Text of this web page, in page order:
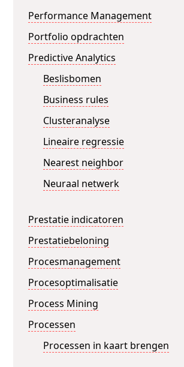
Performance Management
Portfolio opdrachten
Predictive Analytics
Beslisbomen
Business rules
Clusteranalyse
Lineaire regressie
Nearest neighbor
Neuraal netwerk
Prestatie indicatoren
Prestatiebeloning
Procesmanagement
Procesoptimalisatie
Process Mining
Processen
Processen in kaart brengen